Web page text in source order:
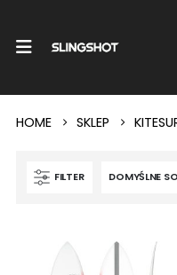
HOME SKLEP
FILTER